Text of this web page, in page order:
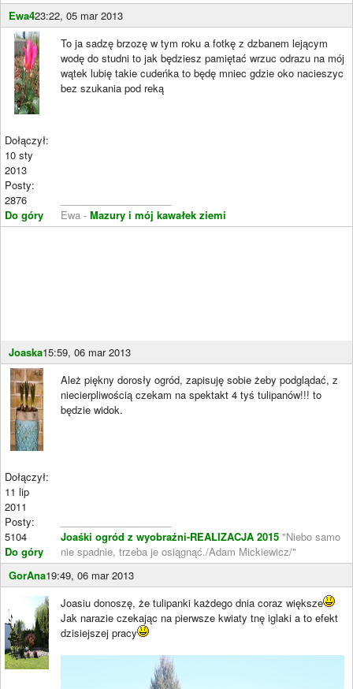
Ewa423:22, 05 mar 2013
Dołączył:
10 sty
2013
Posty:
2876
Do góry
To ja sadzę brzozę w tym roku a fotkę z dzbanem lejącym
wodę do studni to jak będziesz pamiętać wrzuc odrazu na mój
wątek lubię takie cudeńka to będę mniec gdzie oko nacieszyc
bez szukania pod reką
Ewa - Mazury i mój kawałek ziemi
Joaska15:59, 06 mar 2013
Dołączył:
11 lip
2011
Posty:
5104
Do góry
Ależ piękny dorosły ogród, zapisuję sobie żeby podglądać, z
niecierpliwością czekam na spektakt 4 tyś tulipanów!!! to
będzie widok.
Joaśki ogród z wyobraźni-REALIZACJA 2015 "Niebo samo
nie spadnie, trzeba je osiągnąć./Adam Mickiewicz/"
GorAna19:49, 06 mar 2013
Joasiu donoszę, że tulipanki każdego dnia coraz większe
Jak narazie czekając na pierwsze kwiaty tnę iglaki a to efekt
dzisiejszej pracy